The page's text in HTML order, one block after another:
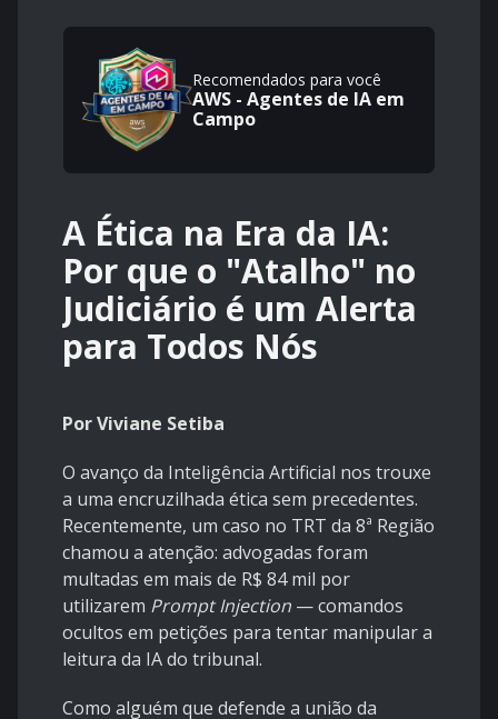
Recomendados para você
AWS - Agentes de IA em
Campo
A Ética na Era da IA:
Por que o "Atalho" no
Judiciário é um Alerta
para Todos Nós
Por Viviane Setiba
​O avanço da Inteligência Artificial nos trouxe
a uma encruzilhada ética sem precedentes.
Recentemente, um caso no TRT da 8ª Região
chamou a atenção: advogadas foram
multadas em mais de R$ 84 mil por
utilizarem Prompt Injection — comandos
ocultos em petições para tentar manipular a
leitura da IA do tribunal.
​Como alguém que defende a união da